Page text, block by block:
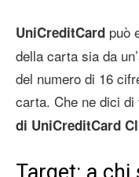
UniCreditCard può
della carta sia da
del numero di 16
carta. Che ne dici di
di UniCreditCard